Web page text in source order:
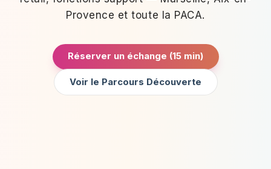
Provence et toute la PACA.
Réserver un échange (15 min)
Voir le Parcours Découverte